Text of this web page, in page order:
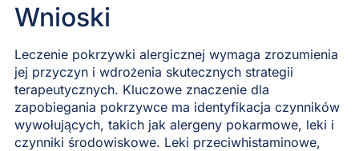
Wnioski
Leczenie pokrzywki alergicznej wymaga zrozumienia
jej przyczyn i wdrożenia skutecznych strategii
terapeutycznych. Kluczowe znaczenie dla
zapobiegania pokrzywce ma identyfikacja czynników
wywołujących, takich jak alergeny pokarmowe, leki i
czynniki środowiskowe. Leki przeciwhistaminowe,